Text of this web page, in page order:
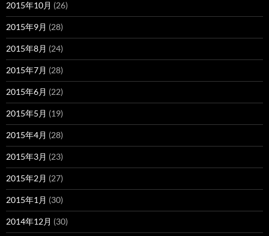
2015年10月 (26)
2015年9月 (28)
2015年8月 (24)
2015年7月 (28)
2015年6月 (22)
2015年5月 (19)
2015年4月 (28)
2015年3月 (23)
2015年2月 (27)
2015年1月 (30)
2014年12月 (30)